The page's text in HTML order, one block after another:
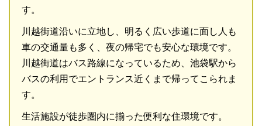
す。
川越街道沿いに立地し、明るく広い歩道に面し人も
車の交通量も多く、夜の帰宅でも安心な環境です。
川越街道はバス路線になっているため、池袋駅から
バスの利用でエントランス近くまで帰ってこられま
す。
生活施設が徒歩圏内に揃った便利な住環境です。